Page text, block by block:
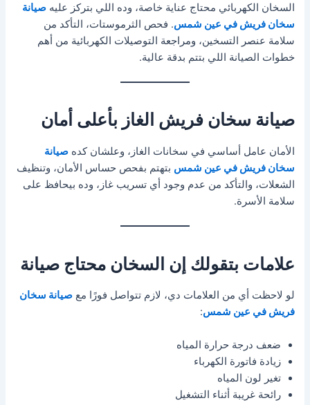
السخان الكهربائي محتاج عناية خاصة، وده اللي بتركز عليهصيانة
سخان فريش في عين شمس. فحص الثرموستات، التأكد من
سلامة عنصر التسخين، ومراجعة التوصيلات الكهربائية من أهم
خطوات الصيانة اللي بتتم بدقة عالية.
صيانة سخان فريش الغاز بأعلى أمان
الأمان عامل أساسي في سخانات الغاز، وعلشان كدهصيانة
سخان فريش في عين شمس بتهتم بفحص حساس الأمان، وتنظيف
الشعلات، والتأكد من عدم وجود أي تسريب غاز، وده بيحافظ على
سلامة الأسرة.
علامات بتقولك إن السخان محتاج صيانة
لو لاحظت أي من العلامات دي، لازم تتواصل فورًا معصيانة سخان
فريش في عين شمس:
ضعف درجة حرارة المياه
زيادة فاتورة الكهرباء
تغير لون المياه
رائحة غريبة أثناء التشغيل